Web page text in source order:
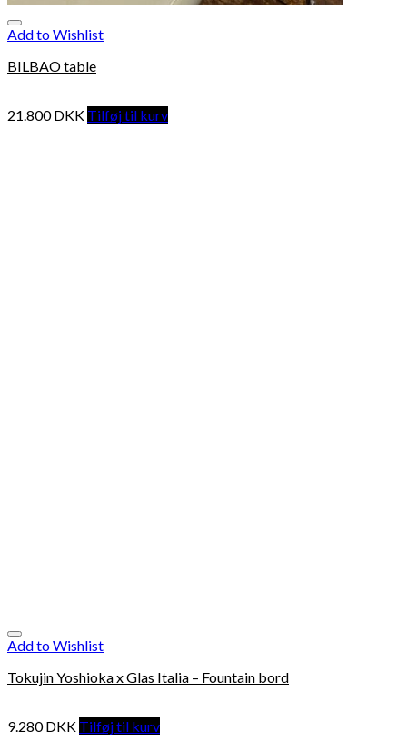
Add to Wishlist
BILBAO table
21.800DKK Tilføj til kurv
Add to Wishlist
Tokujin Yoshioka x Glas Italia – Fountain bord
9.280DKK Tilføj til kurv